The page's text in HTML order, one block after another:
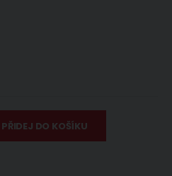
PŘIDEJ DO KOŠÍKU